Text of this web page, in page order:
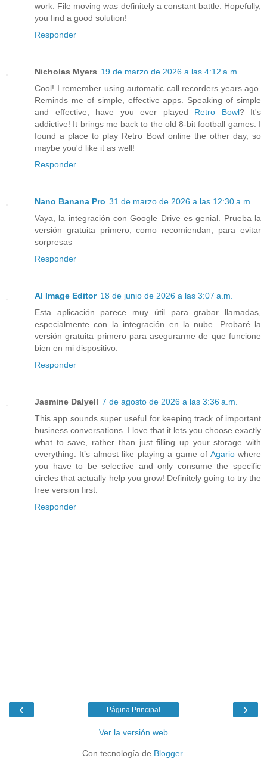
work. File moving was definitely a constant battle. Hopefully,
you find a good solution!
Responder
Nicholas Myers 19 de marzo de 2026 a las 4:12 a.m.
Cool! I remember using automatic call recorders years ago.
Reminds me of simple, effective apps. Speaking of simple
and effective, have you ever played Retro Bowl? It's
addictive! It brings me back to the old 8-bit football games. I
found a place to play Retro Bowl online the other day, so
maybe you'd like it as well!
Responder
Nano Banana Pro 31 de marzo de 2026 a las 12:30 a.m.
Vaya, la integración con Google Drive es genial. Prueba la
versión gratuita primero, como recomiendan, para evitar
sorpresas
Responder
AI Image Editor 18 de junio de 2026 a las 3:07 a.m.
Esta aplicación parece muy útil para grabar llamadas,
especialmente con la integración en la nube. Probaré la
versión gratuita primero para asegurarme de que funcione
bien en mi dispositivo.
Responder
Jasmine Dalyell 7 de agosto de 2026 a las 3:36 a.m.
This app sounds super useful for keeping track of important
business conversations. I love that it lets you choose exactly
what to save, rather than just filling up your storage with
everything. It’s almost like playing a game of Agariowhere
you have to be selective and only consume the specific
circles that actually help you grow! Definitely going to try the
free version first.
Responder
‹ ›
Página Principal
Ver la versión web
Con tecnología de Blogger.